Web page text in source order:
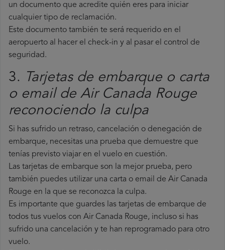
un documento que acredite quién eres para iniciar
cualquier tipo de reclamación.
Este documento también te será requerido en el
aeropuerto al hacer el check-in y al pasar el control de
seguridad.
3.
Tarjetas de embarque o carta
o email de Air Canada Rouge
reconociendo la culpa
Si has sufrido un retraso, cancelación o denegación de
embarque, necesitas una prueba que demuestre que
tenías previsto viajar en el vuelo en cuestión.
Las tarjetas de embarque son la mejor prueba, pero
también puedes utilizar una carta o email de Air Canada
Rouge en la que se reconozca la culpa.
Es importante que guardes las tarjetas de embarque de
todos tus vuelos con Air Canada Rouge, incluso si has
sufrido una cancelación y te han reprogramado para otro
vuelo.